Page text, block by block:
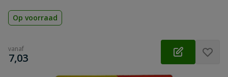
Op voorraad
vanaf
€
7,03